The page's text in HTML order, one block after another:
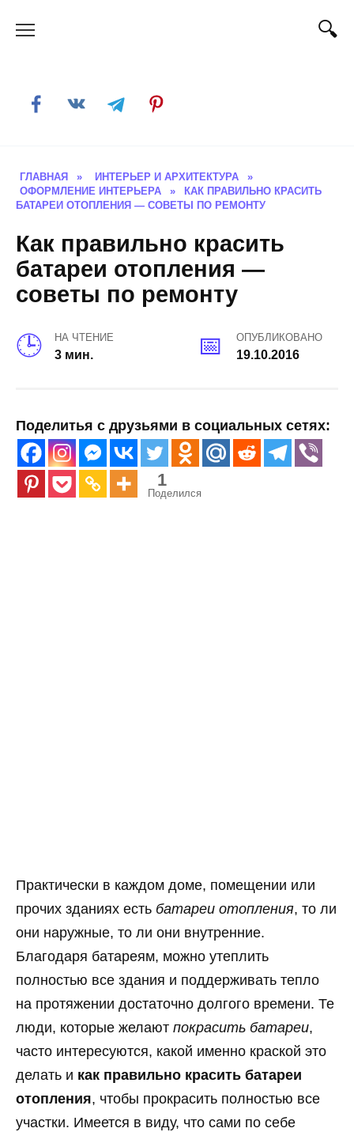
ГЛАВНАЯ » ИНТЕРЬЕР И АРХИТЕКТУРА
»
ОФОРМЛЕНИЕ ИНТЕРЬЕРА
»
КАК ПРАВИЛЬНО КРАСИТЬ
БАТАРЕИ ОТОПЛЕНИЯ — СОВЕТЫ ПО РЕМОНТУ
Как правильно красить
батареи отопления —
советы по ремонту
НА ЧТЕНИЕ
3 мин.
ОПУБЛИКОВАНО
19.10.2016
Поделитья с друзьями в социальных сетях:
1
Поделился
Практически в каждом доме, помещении или
прочих зданиях есть батареи отопления, то ли
они наружные, то ли они внутренние.
Благодаря батареям, можно утеплить
полностью все здания и поддерживать тепло
на протяжении достаточно долгого времени. Те
люди, которые желают покрасить батареи,
часто интересуются, какой именно краской это
делать и как правильно красить батареи
отопления, чтобы прокрасить полностью все
участки. Имеется в виду, что сами по себе